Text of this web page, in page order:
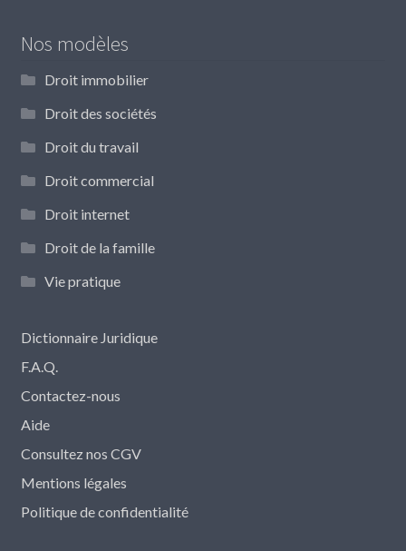
Nos modèles
Droit immobilier
Droit des sociétés
Droit du travail
Droit commercial
Droit internet
Droit de la famille
Vie pratique
Dictionnaire Juridique
F.A.Q.
Contactez-nous
Aide
Consultez nos CGV
Mentions légales
Politique de confidentialité